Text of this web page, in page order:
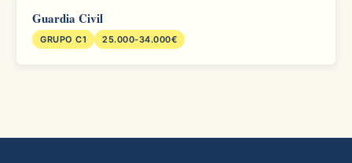
Guardia Civil
GRUPO C1 25.000-34.000€